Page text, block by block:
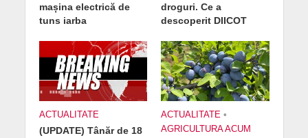
mașina electrică de
tuns iarba
droguri. Ce a
descoperit DIICOT
ACTUALITATE
(UPDATE) Tânăr de 18
ACTUALITATE •
AGRICULTURA ACUM